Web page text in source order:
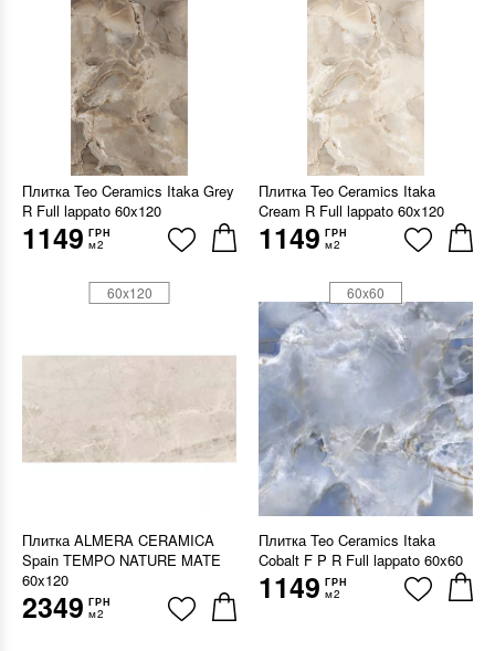
Плитка Teo Ceramics Itaka Grey
R Full lappato 60x120
1149 ГРН
м2
Плитка Teo Ceramics Itaka
Cream R Full lappato 60x120
1149 ГРН
м2
Плитка ALMERA CERAMICA
Spain TEMPO NATURE MATE
60x120
2349 ГРН
м2
60x120
Плитка Teo Ceramics Itaka
Cobalt F P R Full lappato 60x60
1149 ГРН
м2
60x60